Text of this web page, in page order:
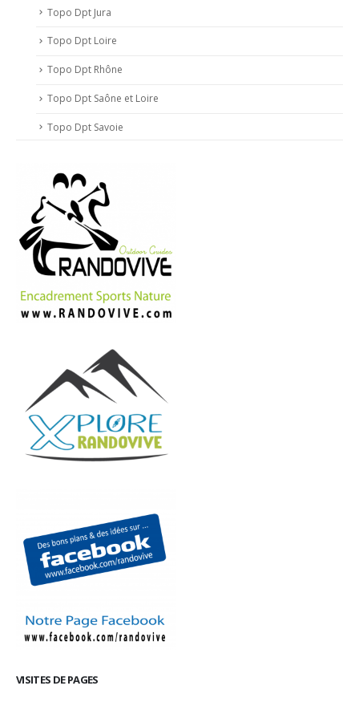
Topo Dpt Jura
Topo Dpt Loire
Topo Dpt Rhône
Topo Dpt Saône et Loire
Topo Dpt Savoie
VISITES DE PAGES